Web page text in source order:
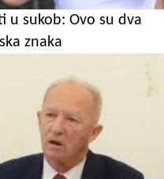
u sukob: Ovo su dva
znaka